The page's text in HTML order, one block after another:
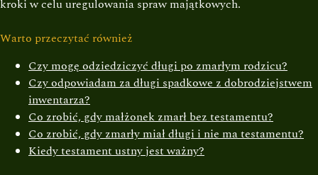
kroki w celu uregulowania spraw majątkowych.
Warto przeczytać również
Czy mogę odziedziczyć długi po zmarłym rodzicu?
Czy odpowiadam za długi spadkowe z dobrodziejstwem
inwentarza?
Co zrobić, gdy małżonek zmarł bez testamentu?
Co zrobić, gdy zmarły miał długi i nie ma testamentu?
Kiedy testament ustny jest ważny?